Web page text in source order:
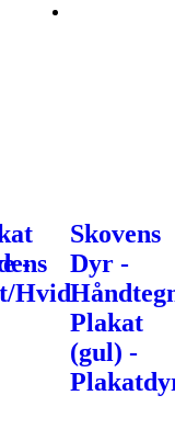
-
Hvid
Skovens
Dyr -
Plakat
(gul) -